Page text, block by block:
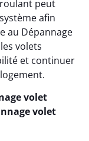
peut
afin
au Dépannage
volets
et continuer
volet
volet